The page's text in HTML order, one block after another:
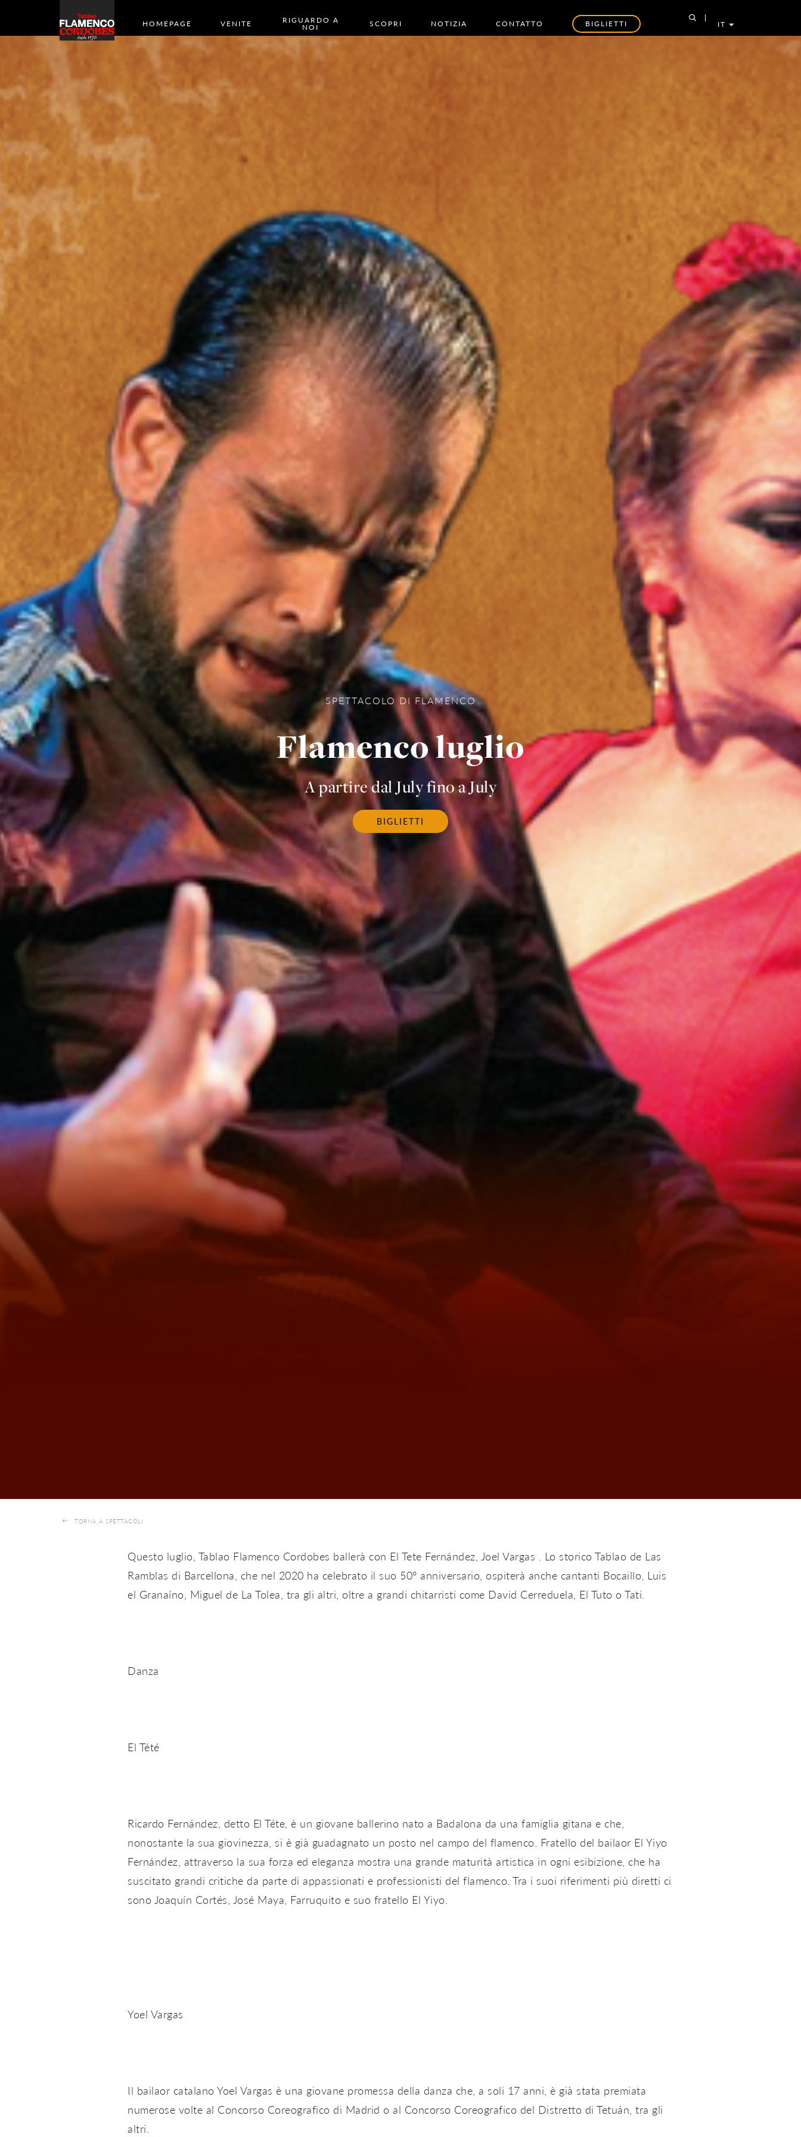
HOMEPAGE VENITE RIGUARDO A
NOI SCOPRI NOTIZIA CONTATTO BIGLIETTI IT
SPETTACOLO DI FLAMENCO
Flamenco luglio
A partire dal July fino a July
BIGLIETTI
TORNA A SPETTACOLI
Questo luglio, Tablao Flamenco Cordobes ballerà con El Tete Fernández, Joel Vargas . Lo storico Tablao de Las
Ramblas di Barcellona, ​​​​che nel 2020 ha celebrato il suo 50° anniversario, ospiterà anche cantanti Bocaillo, Luis
el Granaíno, Miguel de La Tolea, tra gli altri, oltre a grandi chitarristi come David Cerreduela, El Tuto o Tati.
Danza
El Tété
Ricardo Fernández, detto El Téte, è un giovane ballerino nato a Badalona da una famiglia gitana e che,
nonostante la sua giovinezza, si è già guadagnato un posto nel campo del flamenco. Fratello del bailaor El Yiyo
Fernández, attraverso la sua forza ed eleganza mostra una grande maturità artistica in ogni esibizione, che ha
suscitato grandi critiche da parte di appassionati e professionisti del flamenco. Tra i suoi riferimenti più diretti ci
sono Joaquín Cortés, José Maya, Farruquito e suo fratello El Yiyo.
Yoel Vargas
Il bailaor catalano Yoel Vargas è una giovane promessa della danza che, a soli 17 anni, è già stata premiata
numerose volte al Concorso Coreografico di Madrid o al Concorso Coreografico del Distretto di Tetuán, tra gli
altri.